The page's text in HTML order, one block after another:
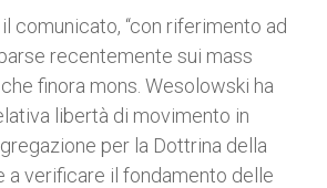
comunicato, “con riferimento ad
recentemente sui mass
finora mons. Wesolowski ha
libertà di movimento in
per la Dottrina della
a verificare il fondamento delle